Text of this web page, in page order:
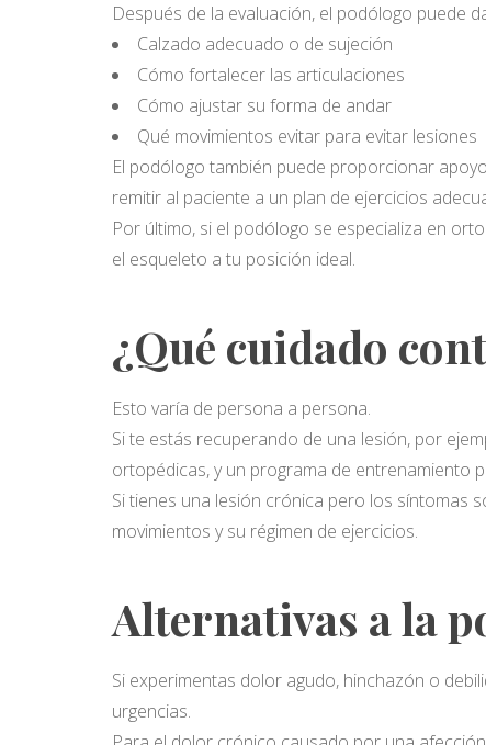
Después de la evaluación, el podólogo puede
Calzado adecuado o de sujeción
Cómo fortalecer las articulaciones
Cómo ajustar su forma de andar
Qué movimientos evitar para evitar lesiones
El podólogo también puede proporcionar
remitir al paciente a un plan de ejercicios
Por último, si el podólogo se especializa en
el esqueleto a tu posición ideal.
¿Qué cuidado
Esto varía de persona a persona.
Si te estás recuperando de una lesión, por
ortopédicas, y un programa de entrenamiento
Si tienes una lesión crónica pero los síntomas
movimientos y su régimen de ejercicios.
Alternativas a la
Si experimentas dolor agudo, hinchazón o
urgencias.